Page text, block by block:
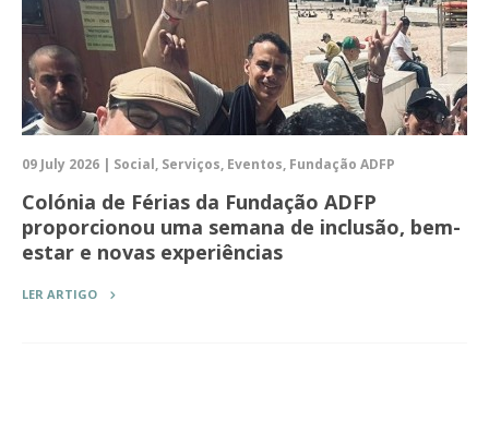
09 July 2026 | Social, Serviços, Eventos, Fundação ADFP
Colónia de Férias da Fundação ADFP
proporcionou uma semana de inclusão, bem-
estar e novas experiências
LER ARTIGO